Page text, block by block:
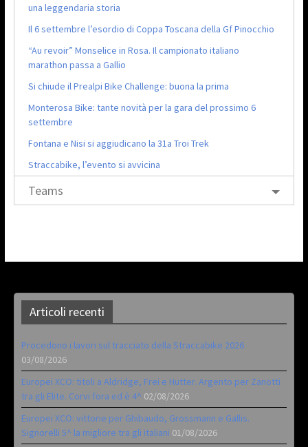
una leggendaria storia
Il 6 settembre l’esordio di Coppa Toscana della Gf Pinocchio
“Au revoir” Monselice in Rosa. Il campionato italiano
marathon passa a Gallio
Si chiude il Prealpi Bike Challenge: buona la prima
Monterosa Bike: tante novità per la gara del prossimo 6
settembre
Fontana e Nisi si aggiudicano la 31a Troi Trek
Straccabike, l’evento si avvicina
Teams
Articoli recenti
Procedono i lavori sul tracciato della Straccabike 2026
03/08/2026
Europei XCO: titoli a Aldridge, Frei e Hutter. Argento per Zanotti
tra gli Elite. Corvi fora ed è 4^ 02/08/2026
Europei XCO: vittorie per Ghibaudo, Grossmann e Gallis.
Signorelli 5^ la migliore tra gli italiani 01/08/2026